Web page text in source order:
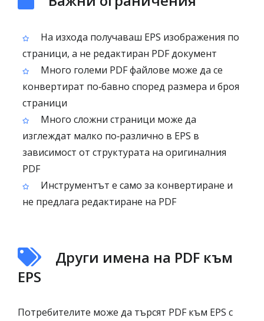
На изхода получаваш EPS изображения по
страници, а не редактиран PDF документ
Много големи PDF файлове може да се
конвертират по‑бавнo според размера и броя
страници
Много сложни страници може да
изглеждат малко по‑различно в EPS в
зависимост от структурата на оригиналния
PDF
Инструментът е само за конвертиране и
не предлага редактиране на PDF
Други имена на PDF към
EPS
Потребителите може да търсят PDF към EPS с